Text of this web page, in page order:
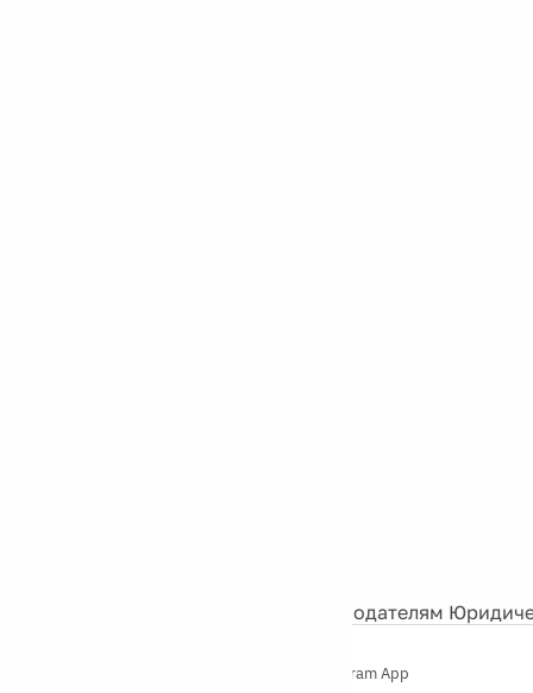
Рекламодателям
Telegram App